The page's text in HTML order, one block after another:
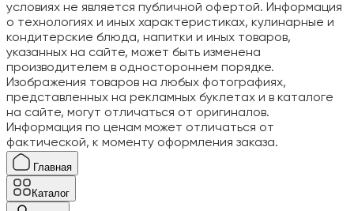
условиях не является публичной офертой. Информация
о технологиях и иных характеристиках, кулинарные и
кондитерские блюда, напитки и иных товаров,
указанных на сайте, может быть изменена
производителем в одностороннем порядке.
Изображения товаров на любых фотографиях,
представленных на рекламных буклетах и в каталоге
на сайте, могут отличаться от оригиналов.
Информация по ценам может отличаться от
фактической, к моменту оформления заказа.
Главная
Каталог